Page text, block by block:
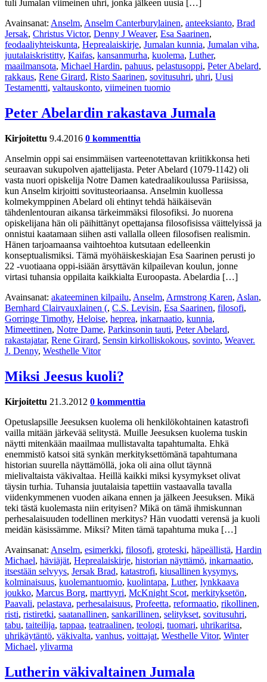
tuli Jumalan viimeinen uhri, jonka jälkeen uusia […]
Avainsanat: Anselm, Anselm Canterburylainen, anteeksianto, Brad
Jersak, Christus Victor, Denny J Weaver, Esa Saarinen,
feodaaliyhteiskunta, Heprealaiskirje, Jumalan kunnia, Jumalan viha,
juutalaiskristitty, Kaifas, kansanmurha, kuolema, Luther,
maailmansota, Michael Hardin, pahuus, pelastusoppi, Peter Abelard,
rakkaus, Rene Girard, Risto Saarinen, sovitusuhri, uhri, Uusi
Testamentti, valtauskonto, viimeinen tuomio
Peter Abelardin rakastava Jumala
Kirjoitettu 9.4.2016 0 kommenttia
Anselmin oppi sai ensimmäisen varteenotettavan kriitikkonsa heti
seuraavan sukupolven ajattelijasta. Peter Abelard (1079-1142) oli
vasta nuori opiskelija Notre Damen katedraalikoulussa Pariisissa,
kun Anselm kirjoitti sovitusteoriaansa. Anselmin kuollessa
kolmekymppinen Abelard oli ehtinyt tehdä häikäisevän
tähdenlentouran aikansa tärkeimmäksi filosofiksi. Jo nuorena
opiskelijana hän oli päihittänyt opettajansa filosofisissa väittelyissä ja
onnistui kaatamaan siihen asti vallalla olleen filosofisen realismin.
Hänen tarjoamaansa vaihtoehtoa kutsutaan edelleenkin
konseptualismiksi. Tämä myöhäiskeskiajan Esa Saarinen perusti jo
22 -vuotiaana oppi-isiään ärsyttävän kilpailevan koulun, jonne
virtasi tuhansia oppilaita kaikkialta Euroopasta. Abelardia […]
Avainsanat: akateeminen kilpailu, Anselm, Armstrong Karen, Aslan,
Bernhard Clairvauxlainen (, C.S. Levisin, Esa Saarinen, filosofi,
Gorringe Timothy, Heloise, heprea, inkarnaatio, kunnia,
Mimeettinen, Notre Dame, Parkinsonin tauti, Peter Abelard,
rakastajatar, Rene Girard, Sensin kirkolliskokous, sovinto, Weaver.
J. Denny, Westhelle Vitor
Miksi Jeesus kuoli?
Kirjoitettu 21.3.2012 0 kommenttia
Opetuslapsille Jeesuksen kuolema oli henkilökohtainen katastrofi
vailla mitään järkevää selitystä. Muille Jeesuksen kuolema tuskin
näytti mitenkään maailmaa mullistavalta tapahtumalta. Ehkä
enemmistö katsoi sitä synkän merkityksettömänä tapahtumana
historian suurella näyttämöllä, joka oli aina ollut täynnä
mielivaltaista väkivaltaa. Heillä kaikki miksi kysymykset olivat
täysin turhia. Tuhansia juutalaisia tapettiin vastaavalla tavalla
viidenkymmenen vuoden aikana ennen ja jälkeen Jeesuksen. Mikä
teki tästä kuolemasta niin erityisen? Mikä on tämä ihmiskunnan
perhesalaisuuden todellinen merkitys? Hän vuodatti verensä ja kuoli
meidän käsissämme. Miksi? Miten tämä tapahtuma muka […]
Avainsanat: Anselm, esimerkki, filosofi, groteski, häpeällistä, Hardin
Michael, häviäjät, Heprealaiskirje, historian näyttämö, inkarnaatio,
itsestään selvyys, Jersak Brad, katastrofi, kiusallinen kysymys,
kolminaisuus, kuolemantuomio, kuolintapa, Luther, lynkkaava
joukko, Marcus Borg, marttyyri, McKnight Scot, merkityksetön,
Paavali, pelastava, perhesalaisuus, Profeetta, reformaatio, rikollinen,
risti, ristiretki, saatanallinen, sankarillinen, selitykset, sovitusuhri,
tabu, taiteilija, tappaa, teatraalinen, teologi, tuomari, uhrikaritsa,
uhrikäytäntö, väkivalta, vanhus, voittajat, Westhelle Vitor, Winter
Michael, ylivarma
Lutherin väkivaltainen Jumala